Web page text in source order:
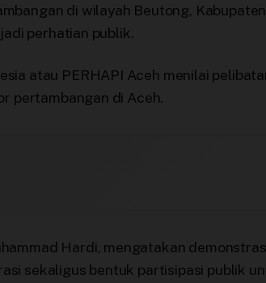
di wilayah Beutong,
perhatian publik.
atau PERHAPI Aceh menilai
pertambangan di Aceh.
Hardi, mengatakan
sekaligus bentuk partisipasi publik